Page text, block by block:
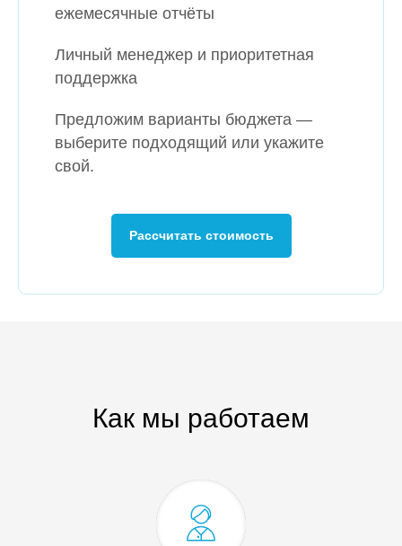
ежемесячные отчёты
Личный менеджер и приоритетная
поддержка
Предложим варианты бюджета —
выберите подходящий или укажите
свой.
Рассчитать стоимость
Как мы работаем